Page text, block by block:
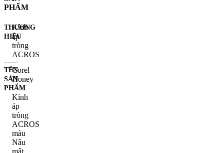
PHẨM
THƯƠNG
HIỆU
Kính
áp
tròng
ACROS
TÊN
SẢN
PHẨM
Corel
Honey
-
Kính
áp
tròng
ACROS
màu
Nâu
mật